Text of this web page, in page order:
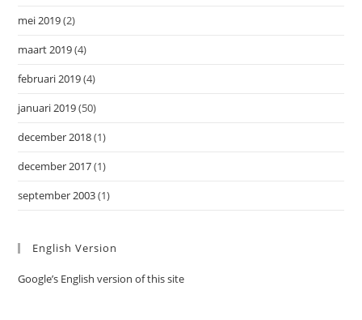
mei 2019(2)
maart 2019(4)
februari 2019(4)
januari 2019(50)
december 2018(1)
december 2017(1)
september 2003(1)
English Version
Google’s English version of this site